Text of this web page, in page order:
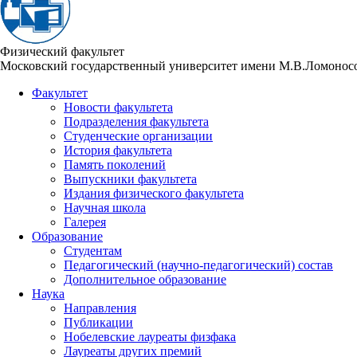
Физический факультет
Московский государственный университет имени
Факультет
Новости факультета
Подразделения факультета
Студенческие организации
История факультета
Память поколений
Выпускники факультета
Издания физического факультета
Научная школа
Галерея
Образование
Студентам
Педагогический (научно-педагогический) состав
Дополнительное образование
Наука
Направления
Публикации
Нобелевские лауреаты физфака
Лауреаты других премий